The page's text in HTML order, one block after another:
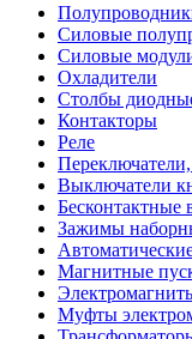
Силовые
Силовые
Охладители
Столбы
Контакторы
Реле
Выключатели
Бесконтактные
Зажимы
Магнитные
Муфты